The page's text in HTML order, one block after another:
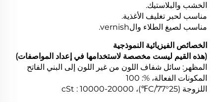
الخشب والبلاستيك.
مناسب لحبر تغليف الأغذية.
مناسب لصيغ الطلاء والvernish.
الخصائص الفيزيائية النموذجية
(هذه القيم ليست مخصصة لاستخدامها في إعداد المواصفات)
المظهر: سائل شفاف اللون من غير اللون إلى البني الفاتح
المكونات الفعالة، %: 100
اللزوجة (25°C/77℉)، cSt : 10000-20000